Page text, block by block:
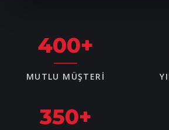
400+
MUTLU MÜŞTERI
350+